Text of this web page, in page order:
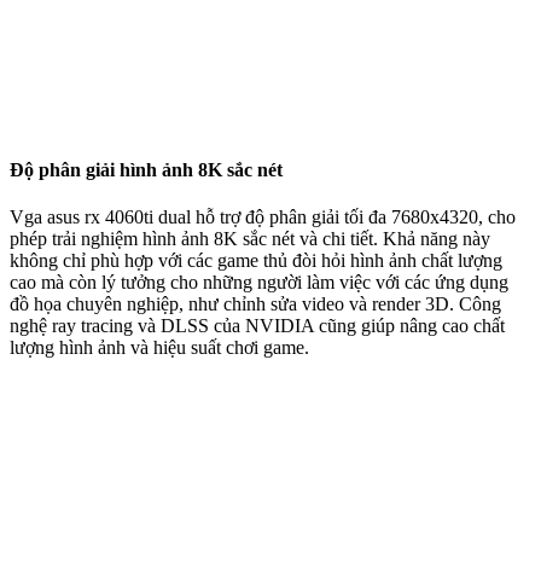
Độ phân giải hình ảnh 8K sắc nét
Vga asus rx 4060ti dual hỗ trợ độ phân giải tối đa 7680x4320, cho
phép trải nghiệm hình ảnh 8K sắc nét và chi tiết. Khả năng này
không chỉ phù hợp với các game thủ đòi hỏi hình ảnh chất lượng
cao mà còn lý tưởng cho những người làm việc với các ứng dụng
đồ họa chuyên nghiệp, như chỉnh sửa video và render 3D. Công
nghệ ray tracing và DLSS của NVIDIA cũng giúp nâng cao chất
lượng hình ảnh và hiệu suất chơi game.